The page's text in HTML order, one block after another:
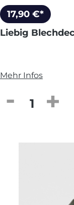
17,90 €*
Liebig
Mehr Infos
Produkt